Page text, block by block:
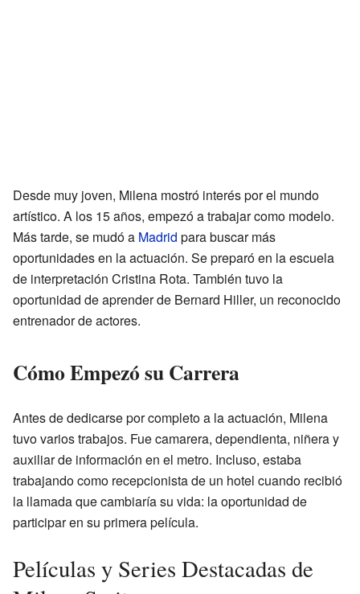
Desde muy joven, Milena mostró interés por el mundo
artístico. A los 15 años, empezó a trabajar como modelo.
Más tarde, se mudó a Madrid para buscar más
oportunidades en la actuación. Se preparó en la escuela
de interpretación Cristina Rota. También tuvo la
oportunidad de aprender de Bernard Hiller, un reconocido
entrenador de actores.
Cómo Empezó su Carrera
Antes de dedicarse por completo a la actuación, Milena
tuvo varios trabajos. Fue camarera, dependienta, niñera y
auxiliar de información en el metro. Incluso, estaba
trabajando como recepcionista de un hotel cuando recibió
la llamada que cambiaría su vida: la oportunidad de
participar en su primera película.
Películas y Series Destacadas de